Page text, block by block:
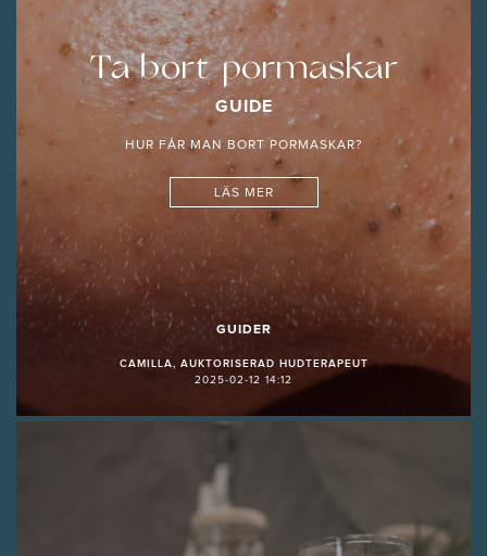
Ta bort pormaskar
GUIDE
HUR FÅR MAN BORT PORMASKAR?
LÄS MER
GUIDER
CAMILLA, AUKTORISERAD HUDTERAPEUT
2025-02-12 14:12